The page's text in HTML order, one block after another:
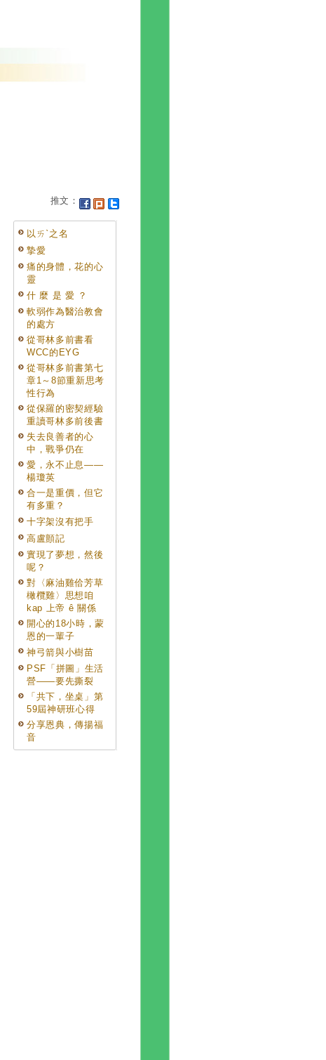
推文：
以ㄞˋ之名
摯愛
痛的身體，花的心
靈
什 麼 是 愛 ？
軟弱作為醫治教會
的處方
從哥林多前書看
WCC的EYG
從哥林多前書第七
章1～8節重新思考
性行為
從保羅的密契經驗
重讀哥林多前後書
失去良善者的心
中，戰爭仍在
愛，永不止息——
楊瓊英
合一是重價，但它
有多重？
十字架沒有把手
高盧顫記
實現了夢想，然後
呢？
對〈麻油雞佮芳草
橄欖雞〉思想咱
kap 上帝 ê 關係
開心的18小時，蒙
恩的一輩子
神弓箭與小樹苗
PSF「拼圖」生活
營——要先撕裂
「共下，坐桌」第
59屆神研班心得
分享恩典，傳揚福
音